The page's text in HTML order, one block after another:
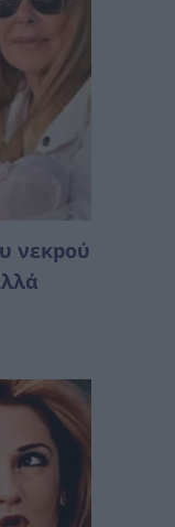
νεκpού